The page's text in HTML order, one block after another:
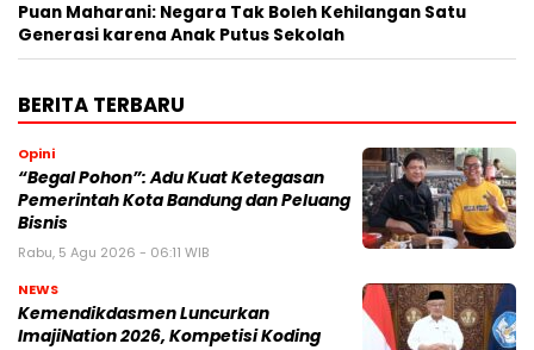
Puan Maharani: Negara Tak Boleh Kehilangan Satu
Generasi karena Anak Putus Sekolah
BERITA TERBARU
Opini
“Begal Pohon”: Adu Kuat Ketegasan
Pemerintah Kota Bandung dan Peluang
Bisnis
Rabu, 5 Agu 2026 - 06:11 WIB
NEWS
Kemendikdasmen Luncurkan
ImajiNation 2026, Kompetisi Koding